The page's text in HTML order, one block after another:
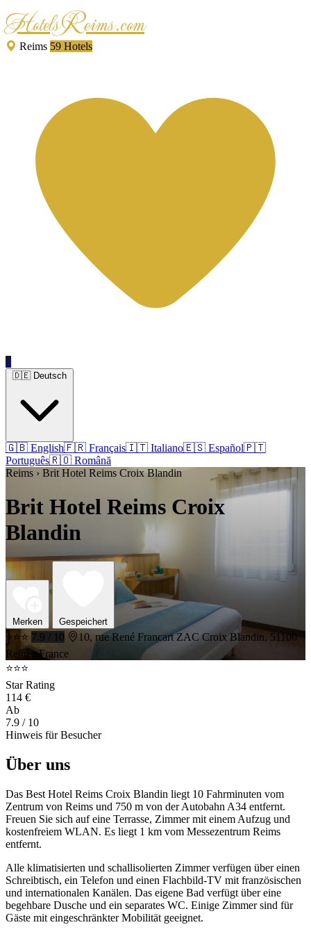
HotelsReims.com
Reims 59 Hotels
0
🇬🇧 English🇫🇷 Français🇮🇹 Italiano🇪🇸 Español🇵🇹
Português🇷🇴 Română
Reims › Brit Hotel Reims Croix Blandin
Brit Hotel Reims Croix
Blandin
Merken Gespeichert
⭐⭐⭐ 7.9 / 10
10, rue René Francart ZAC Croix Blandin, 51100
Reims, France
⭐⭐⭐
Star Rating
114 €
Ab
7.9 / 10
Hinweis für Besucher
Über uns
Das Best Hotel Reims Croix Blandin liegt 10 Fahrminuten vom
Zentrum von Reims und 750 m von der Autobahn A34 entfernt.
Freuen Sie sich auf eine Terrasse, Zimmer mit einem Aufzug und
kostenfreiem WLAN. Es liegt 1 km vom Messezentrum Reims
entfernt.
Alle klimatisierten und schallisolierten Zimmer verfügen über einen
Schreibtisch, ein Telefon und einen Flachbild-TV mit französischen
und internationalen Kanälen. Das eigene Bad verfügt über eine
begehbare Dusche und ein separates WC. Einige Zimmer sind für
Gäste mit eingeschränkter Mobilität geeignet.